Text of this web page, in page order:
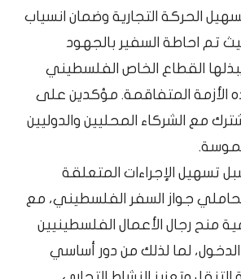
الحركة التجارية وضمان انسياب
تم احاطة السفير بالجهود
القطاع الخاص الفلسطيني
المتفاقمة. مؤكدين على
مع الشركاء المحليين والدوليين
تسهيل الإجراءات المتعلقة
لحاملي جواز السفر الفلسطيني، مع
منح رجال الأعمال الفلسطينيين
لما لذلك من دور أساسي